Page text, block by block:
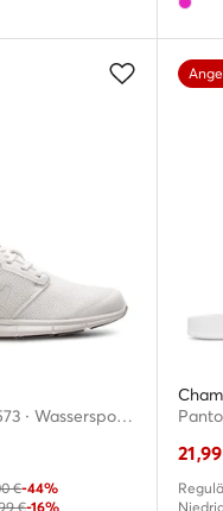
W Feathering 11573 · Wassersportschuhe
€-44%
€-16%
21,99